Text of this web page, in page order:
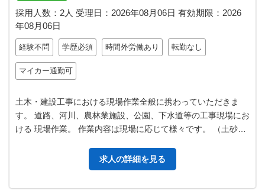
採用人数：2人 受理日： 2026年08月06日 有効期限： 2026
年08月06日
経験不問 学歴必須 時間外労働あり 転勤なし
マイカー通勤可
土木・建設工事における現場作業全般に携わっていただきま
す。 道路、河川、農林業施設、公園、下水道等の工事現場にお
ける 現場作業。 作業内容は現場に応じて様々です。 （土砂の
求人の詳細を見る